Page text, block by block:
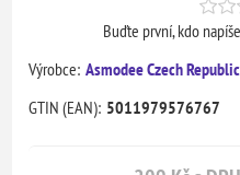
Buďte první, kdo
Výrobce: Asmodee Czech Republic
GTIN (EAN): 5011979576767